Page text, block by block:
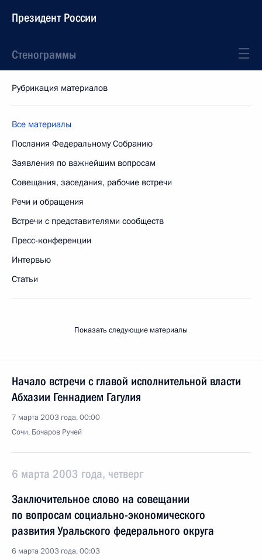
Президент России
Стенограммы
Рубрикация материалов
Все материалы
Послания Федеральному Собранию
Заявления по важнейшим вопросам
Совещания, заседания, рабочие встречи
Речи и обращения
Встречи с представителями сообществ
Пресс-конференции
Интервью
Статьи
Показать следующие материалы
Начало встречи с главой исполнительной власти
Абхазии Геннадием Гагулия
7 марта 2003 года, 00:00
Сочи, Бочаров Ручей
6 марта 2003 года, четверг
Заключительное слово на совещании
по вопросам социально-экономического
развития Уральского федерального округа
6 марта 2003 года, 00:03